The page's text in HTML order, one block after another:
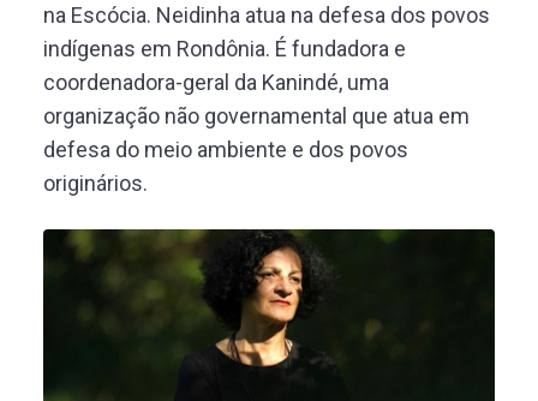
na Escócia. Neidinha atua na defesa dos povos
indígenas em Rondônia. É fundadora e
coordenadora-geral da Kanindé, uma
organização não governamental que atua em
defesa do meio ambiente e dos povos
originários.